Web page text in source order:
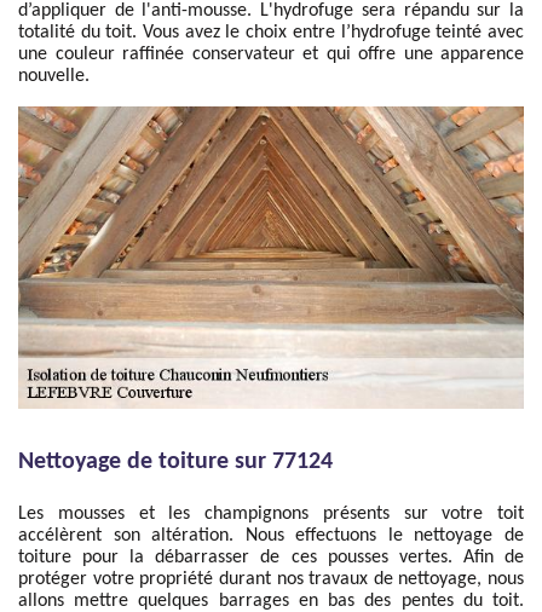
d’appliquer de l'anti-mousse. L'hydrofuge sera répandu sur la
totalité du toit. Vous avez le choix entre l’hydrofuge teinté avec
une couleur raffinée conservateur et qui offre une apparence
nouvelle.
Nettoyage de toiture sur 77124
Les mousses et les champignons présents sur votre toit
accélèrent son altération. Nous effectuons le nettoyage de
toiture pour la débarrasser de ces pousses vertes. Afin de
protéger votre propriété durant nos travaux de nettoyage, nous
allons mettre quelques barrages en bas des pentes du toit.